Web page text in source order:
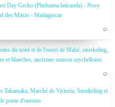
Day Gecko (Phelsuma laticauda) - Nosy
des Mitsio - Madagascar
…
du nord et de l'ouest de Mahé, snorkeling,
et blanches, ancienne maison seychelloise.
…
Takamaka, Marché de Victoria, Snorkeling et
ponte d'oursins